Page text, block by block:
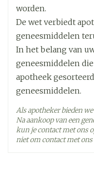
Actieve
Ingrediënten
Behoud
worden.
De wet verbiedt
geneesmiddelen
In het belang van
geneesmiddelen
apotheek
geneesmiddelen.
Als apotheker bieden
Na aankoop van een
kun je contact met ons
niet om contact met